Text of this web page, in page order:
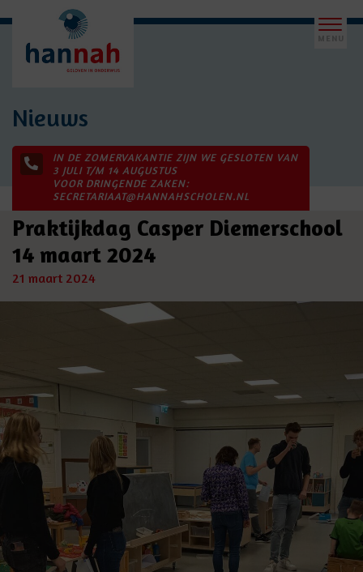
Nieuws
IN DE ZOMERVAKANTIE ZIJN WE GESLOTEN VAN
3 JULI T/M 14 AUGUSTUS
VOOR DRINGENDE ZAKEN:
SECRETARIAAT@HANNAHSCHOLEN.NL
Praktijkdag Casper Diemerschool
14 maart 2024
21 maart 2024